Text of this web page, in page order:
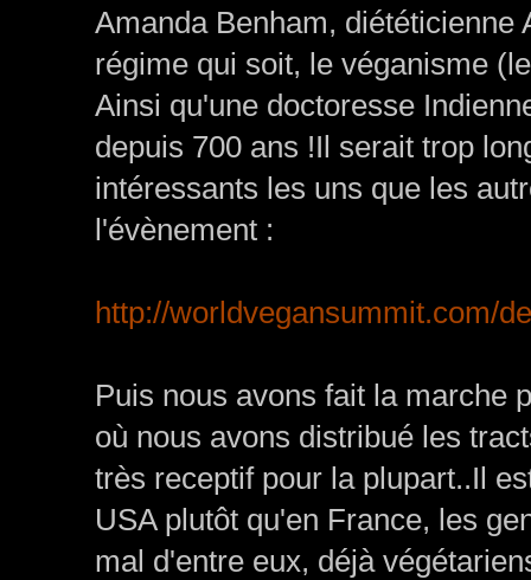
Amanda Benham, diététicienne
régime qui soit, le véganisme
Ainsi qu'une doctoresse
depuis 700 ans !Il serait trop
intéressants les uns que les
l'évènement :
http://worldvegansummit.com/
Puis nous avons fait la marche
où nous avons distribué les
très receptif pour la plupart..Il
USA plutôt qu'en France, les
mal d'entre eux, déjà